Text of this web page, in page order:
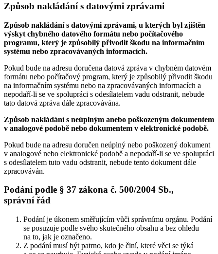
Způsob nakládání s datovými zprávami
Způsob nakládání s datovými zprávami, u kterých byl zjištěn
výskyt chybného datového formátu nebo počítačového
programu, který je způsobilý přivodit škodu na informačním
systému nebo zpracovávaných informacích.
Pokud bude na adresu doručena datová zpráva v chybném datovém
formátu nebo počítačový program, který je způsobilý přivodit škodu
na informačním systému nebo na zpracovávaných informacích a
nepodaří-li se ve spolupráci s odesílatelem vadu odstranit, nebude
tato datová zpráva dále zpracovávána.
Způsob nakládání s neúplným anebo poškozeným dokumentem
v analogové podobě nebo dokumentem v elektronické podobě.
Pokud bude na adresu doručen neúplný nebo poškozený dokument
v analogové nebo elektronické podobě a nepodaří-li se ve spolupráci
s odesílatelem tuto vadu odstranit, nebude tento dokument dále
zpracováván.
Podání podle § 37 zákona č. 500/2004 Sb.,
správní řád
Podání je úkonem směřujícím vůči správnímu orgánu. Podání
se posuzuje podle svého skutečného obsahu a bez ohledu
na to, jak je označeno.
Z podání musí být patrno, kdo je činí, které věci se týká